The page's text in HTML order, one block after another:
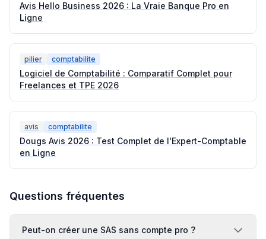
Avis Hello Business 2026 : La Vraie Banque Pro en
Ligne
pilier comptabilite
Logiciel de Comptabilité : Comparatif Complet pour
Freelances et TPE 2026
avis comptabilite
Dougs Avis 2026 : Test Complet de l'Expert-Comptable
en Ligne
Questions fréquentes
Peut-on créer une SAS sans compte pro ?